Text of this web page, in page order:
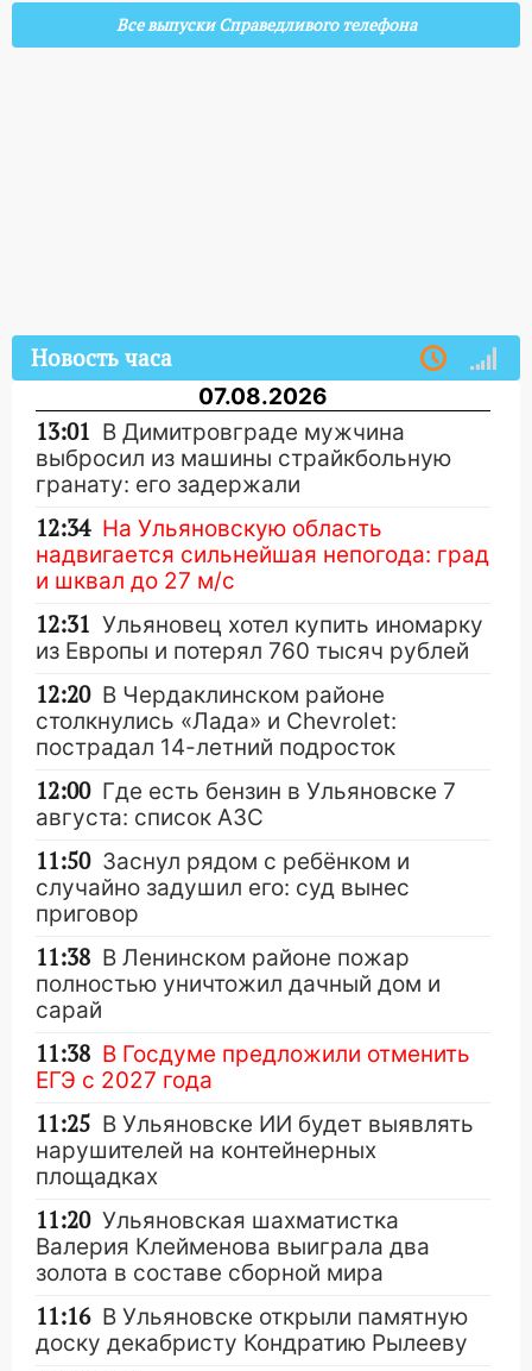
Все выпуски Справедливого телефона
Новость часа
07.08.2026
13:01 В Димитровграде мужчина
выбросил из машины страйкбольную
гранату: его задержали
12:34 На Ульяновскую область
надвигается сильнейшая непогода: град
и шквал до 27 м/с
12:31 Ульяновец хотел купить иномарку
из Европы и потерял 760 тысяч рублей
12:20 В Чердаклинском районе
столкнулись «Лада» и Chevrolet:
пострадал 14-летний подросток
12:00 Где есть бензин в Ульяновске 7
августа: список АЗС
11:50 Заснул рядом с ребёнком и
случайно задушил его: суд вынес
приговор
11:38 В Ленинском районе пожар
полностью уничтожил дачный дом и
сарай
11:38 В Госдуме предложили отменить
ЕГЭ с 2027 года
11:25 В Ульяновске ИИ будет выявлять
нарушителей на контейнерных
площадках
11:20 Ульяновская шахматистка
Валерия Клейменова выиграла два
золота в составе сборной мира
11:16 В Ульяновске открыли памятную
доску декабристу Кондратию Рылееву